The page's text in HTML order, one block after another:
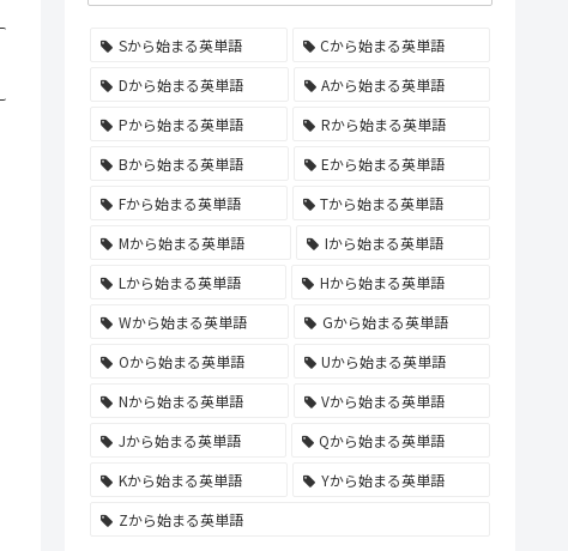
Sから始まる英単語
Cから始まる英単語
Dから始まる英単語
Aから始まる英単語
Pから始まる英単語
Rから始まる英単語
Bから始まる英単語
Eから始まる英単語
Fから始まる英単語
Tから始まる英単語
Mから始まる英単語
Iから始まる英単語
Lから始まる英単語
Hから始まる英単語
Wから始まる英単語
Gから始まる英単語
Oから始まる英単語
Uから始まる英単語
Nから始まる英単語
Vから始まる英単語
Jから始まる英単語
Qから始まる英単語
Kから始まる英単語
Yから始まる英単語
Zから始まる英単語